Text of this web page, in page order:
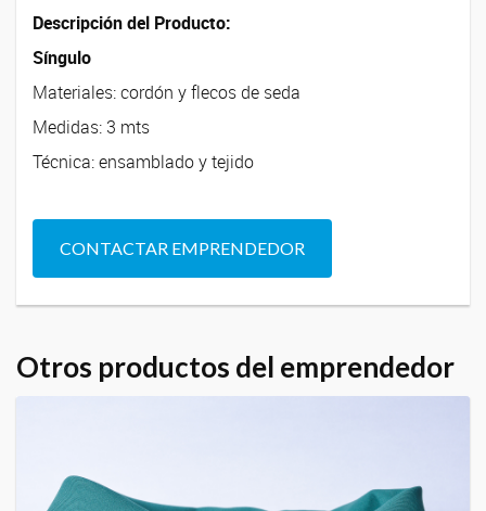
Descripción del Producto:
Síngulo
Materiales: cordón y flecos de seda
Medidas: 3 mts
Técnica: ensamblado y tejido
CONTACTAR EMPRENDEDOR
Otros productos del emprendedor